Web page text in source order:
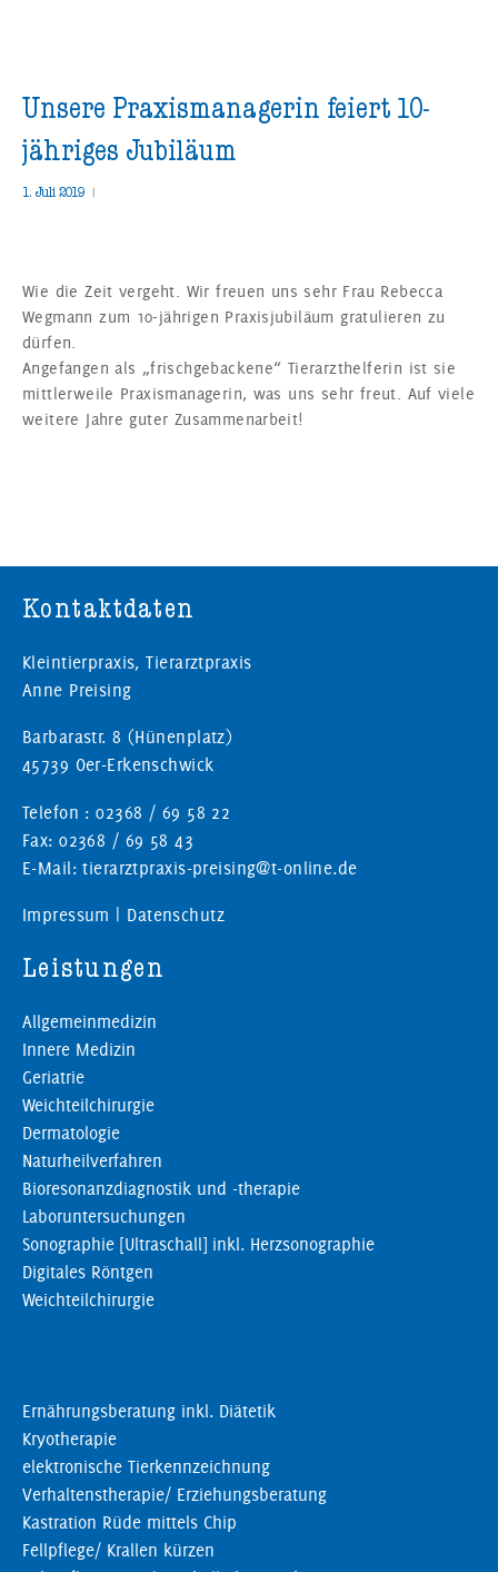
Unsere Praxismanagerin feiert 10-
jähriges Jubiläum
1. Juli 2019 |
Wie die Zeit vergeht. Wir freuen uns sehr Frau Rebecca
Wegmann zum 10-jährigen Praxisjubiläum gratulieren zu
dürfen.
Angefangen als „frischgebackene“ Tierarzthelferin ist sie
mittlerweile Praxismanagerin, was uns sehr freut. Auf viele
weitere Jahre guter Zusammenarbeit!
Kontaktdaten
Kleintierpraxis, Tierarztpraxis
Anne Preising
Barbarastr. 8 (Hünenplatz)
45739 Oer-Erkenschwick
Telefon : 02368 / 69 58 22
Fax: 02368 / 69 58 43
E-Mail: tierarztpraxis-preising@t-online.de
Impressum | Datenschutz
Leistungen
Allgemeinmedizin
Innere Medizin
Geriatrie
Weichteilchirurgie
Dermatologie
Naturheilverfahren
Bioresonanzdiagnostik und -therapie
Laboruntersuchungen
Sonographie [Ultraschall] inkl. Herzsonographie
Digitales Röntgen
Weichteilchirurgie
Ernährungsberatung inkl. Diätetik
Kryotherapie
elektronische Tierkennzeichnung
Verhaltenstherapie/ Erziehungsberatung
Kastration Rüde mittels Chip
Fellpflege/ Krallen kürzen